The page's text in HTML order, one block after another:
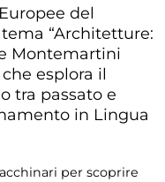
del
“Architetture:
Montemartini
esplora il
tra passato e
in Lingua
per scoprire